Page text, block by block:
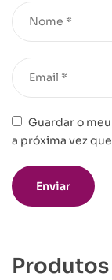
Guardar o
a próxima vez